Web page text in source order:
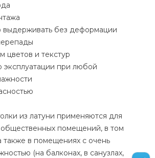
без деформации
цветов и текстур
при любой
из латуни применяются для
помещений, в том
также в помещениях с очень
(на балконах, в санузлах,